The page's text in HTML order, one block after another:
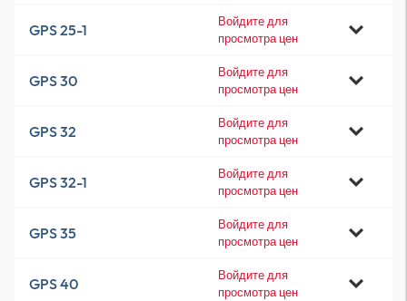
GPS 25-1
Войдите для
просмотра цен
GPS 30
Войдите для
просмотра цен
GPS 32
Войдите для
просмотра цен
GPS 32-1
Войдите для
просмотра цен
GPS 35
Войдите для
просмотра цен
GPS 40
Войдите для
просмотра цен